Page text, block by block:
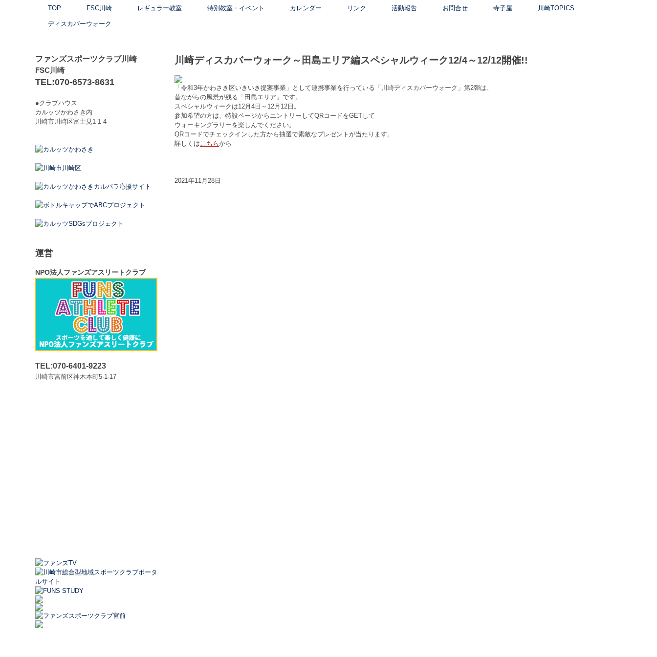
TOP FSC川崎 レギュラー教室 特別教室・イベント カレンダー リンク 活動報告 お問合せ 寺子屋 川崎TOPICS
ディスカバーウォーク
川崎ディスカバーウォーク～田島エリア編スペシャルウィーク12/4～12/12開催!!
「令和3年かわさき区いきいき提案事業」として連携事業を行っている「川崎ディスカバーウォーク」第2弾は、
昔ながらの風景が残る「田島エリア」です。
スペシャルウィークは12月4日～12月12日。
参加希望の方は、特設ページからエントリーしてQRコードをGETして
ウォーキングラリーを楽しんでください。
QRコードでチェックインした方から抽選で素敵なプレゼントが当たります。
詳しくはこちらから
2021年11月28日
ファンズスポーツクラブ川崎
FSC川崎
TEL:070-6573-8631
●クラブハウス
カルッツかわさき内
川崎市川崎区富士見1-1-4
運営
NPO法人ファンズアスリートクラブ
TEL:070-6401-9223
川崎市宮前区神木本町5-1-17